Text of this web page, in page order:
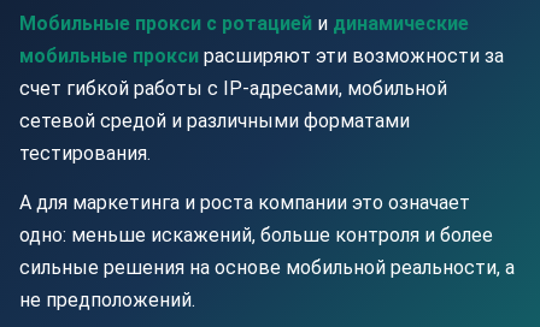
Мобильные прокси с ротацией и динамические
мобильные прокси расширяют эти возможности за
счет гибкой работы с IP-адресами, мобильной
сетевой средой и различными форматами
тестирования.
А для маркетинга и роста компании это означает
одно: меньше искажений, больше контроля и более
сильные решения на основе мобильной реальности, а
не предположений.